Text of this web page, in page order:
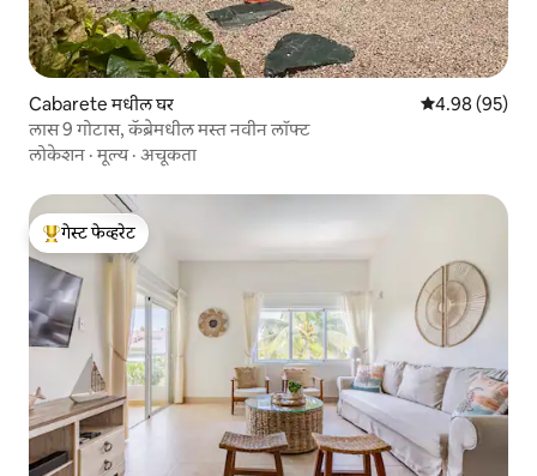
Cabarete मधील घर 5 पैकी 4.98
4.98 (95)
लास 9 गोटास, कॅब्रेमधील मस्त नवीन लॉफ्ट
लोकेशन ·मूल्य· अचूकता
टॉप गेस्ट फेव्हरेट
गेस्ट फेव्हरेट